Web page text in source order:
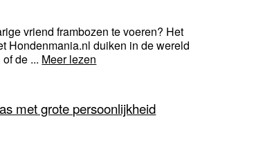
vriend frambozen te voeren? Het
Hondenmania.nl duiken in de wereld
de ... Meer lezen
met grote persoonlijkheid